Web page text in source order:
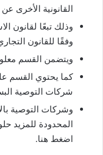
القانونية الأخرى
وذلك تبعًا لقانون
وفقًا للقانون
ويتضمن القسم
كما يحتوي القسم
شركات التوصية
وشركات التوصية
المحدودة للمزيد
اضغط هنا.